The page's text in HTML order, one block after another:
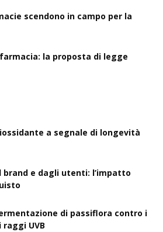
scendono in campo per la
la proposta di legge
a segnale di longevità
e dagli utenti: l’impatto
di passiflora contro i
UVB